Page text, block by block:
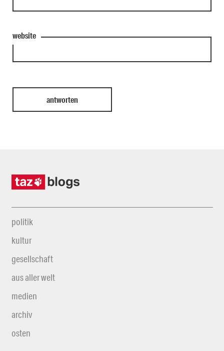
website
politik
kultur
gesellschaft
aus aller welt
medien
archiv
osten